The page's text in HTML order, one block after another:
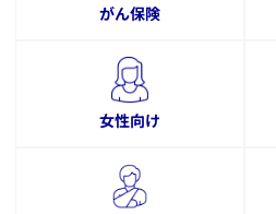
がん保険
女性向け